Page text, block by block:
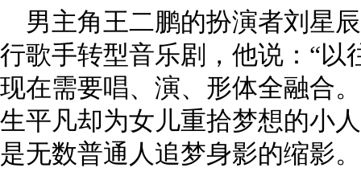
男主角王二鹏的扮演者刘星
行歌手转型音乐剧，他说：“以
现在需要唱、演、形体全融合
生平凡却为女儿重拾梦想的小
是无数普通人追梦身影的缩影